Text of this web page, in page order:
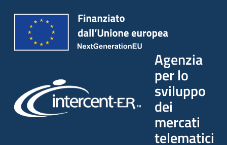
Agenzia
per lo
sviluppo
dei
mercati
telematici